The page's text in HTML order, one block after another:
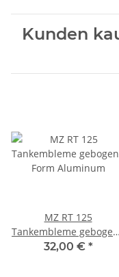
Kunden
MZ RT 125
Tankembleme gebogene
Form Aluminum
32,00 € *